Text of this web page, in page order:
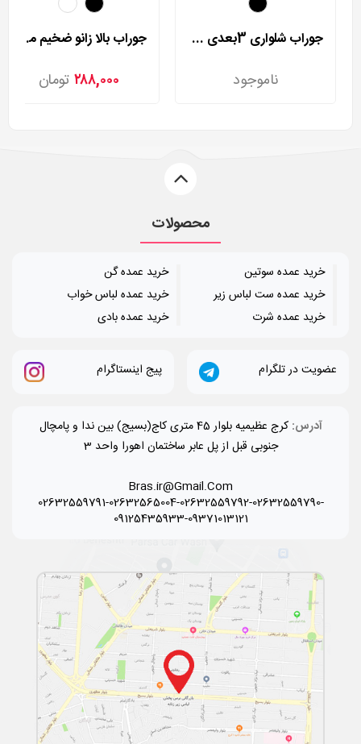
جوراب شلواری 3بعدی چهار فصل وارداتی مدل 553
ناموجود
جوراب بالا زانو ضخیم مدل 7165
۲۸۸,۰۰۰ تومان
محصولات
خرید عمده سوتین
خرید عمده ست لباس زیر
خرید عمده شرت
خرید عمده گن
خرید عمده لباس خواب
خرید عمده بادی
عضویت در تلگرام پیج اینستاگرام
آدرس:
کرج عظیمیه بلوار 45 متری کاج(بسیج) بین ندا و پامچال
جنوبی قبل از پل عابر ساختمان اهورا واحد 3
Bras.ir@Gmail.Com
02632559791-02632565004-02632559792-02632559790-
09125435933-09371013121